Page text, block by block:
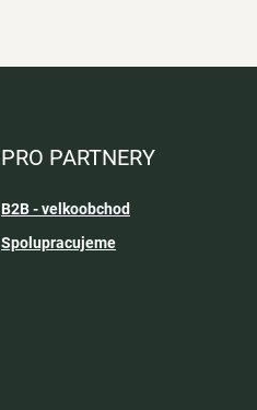
PRO PARTNERY
B2B - velkoobchod
Spolupracujeme